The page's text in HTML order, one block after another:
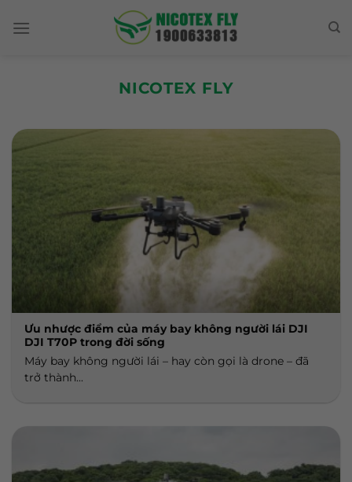
NICOTEX FLY
Ưu nhược điểm của máy bay không người lái DJI
DJI T70P trong đời sống
Máy bay không người lái – hay còn gọi là drone – đã
trở thành...